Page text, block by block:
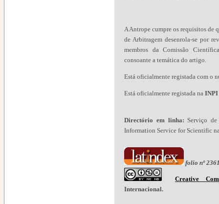
A Antrope cumpre os requisitos de
de Arbitragem desenrola-se por
membros da Comissão
consoante a temática do artigo.
Está oficialmente registada com o
Está oficialmente registada na INPI
Directório em linha: Serviço
Information Service for Scientific
folio nº
Creative
Internacional.